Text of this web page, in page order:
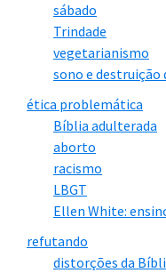
sábado
Trindade
vegetarianismo
sono e destruição
ética problemática
Bíblia adulterada
aborto
racismo
LBGT
Ellen White:
refutando
distorções da